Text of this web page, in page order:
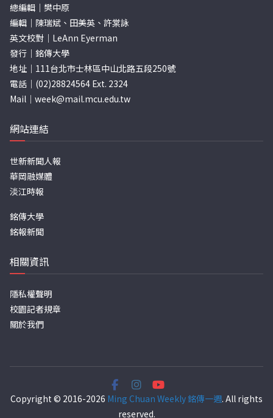
總編輯｜樊中原
編輯｜陳瑞斌、田美英、許棠詠
英文校對｜LeAnn Eyerman
發行｜銘傳大學
地址｜111台北市士林區中山北路五段250號
電話｜(02)28824564 Ext. 2324
Mail｜ week@mail.mcu.edu.tw
網站連結
世新新聞人報
華岡融媒體
淡江時報
銘傳大學
銘報新聞
相關資訊
隱私權聲明
校園記者規章
關於我們
Copyright © 2016-2026 Ming Chuan Weekly 銘傳一週. All rights
reserved.